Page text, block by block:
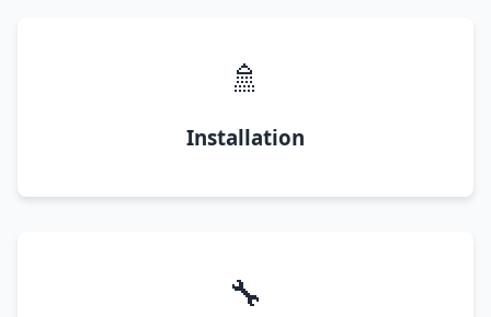
🚿
Installation
🔧